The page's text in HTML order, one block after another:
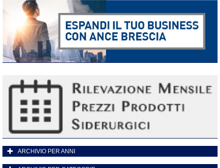
ARCHIVIO PER ANNI